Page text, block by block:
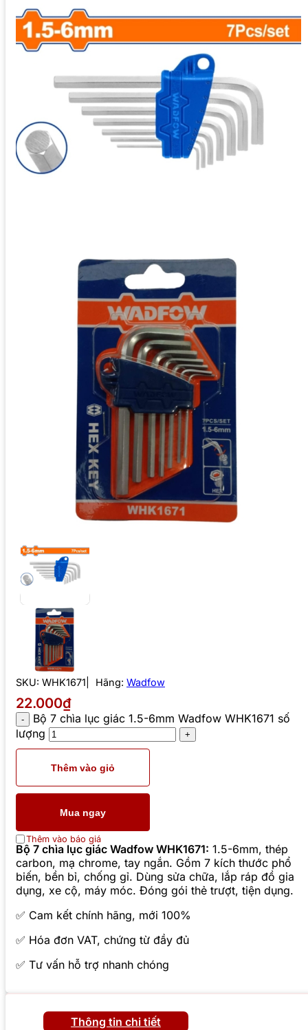
SKU: WHK1671 Hãng: Wadfow
22.000₫
Bộ 7 chìa lục giác 1.5-6mm Wadfow WHK1671 số
lượng
Thêm vào giỏ
Mua ngay
Thêm vào báo giá
Bộ 7 chìa lục giác Wadfow WHK1671: 1.5-6mm, thép
carbon, mạ chrome, tay ngắn. Gồm 7 kích thước phổ
biến, bền bỉ, chống gỉ. Dùng sửa chữa, lắp ráp đồ gia
dụng, xe cộ, máy móc. Đóng gói thẻ trượt, tiện dụng.
✅ Cam kết chính hãng, mới 100%
✅ Hóa đơn VAT, chứng từ đầy đủ
✅ Tư vấn hỗ trợ nhanh chóng
Thông tin chi tiết